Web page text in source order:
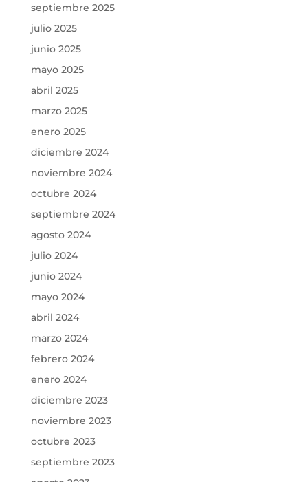
septiembre 2025
julio 2025
junio 2025
mayo 2025
abril 2025
marzo 2025
enero 2025
diciembre 2024
noviembre 2024
octubre 2024
septiembre 2024
agosto 2024
julio 2024
junio 2024
mayo 2024
abril 2024
marzo 2024
febrero 2024
enero 2024
diciembre 2023
noviembre 2023
octubre 2023
septiembre 2023